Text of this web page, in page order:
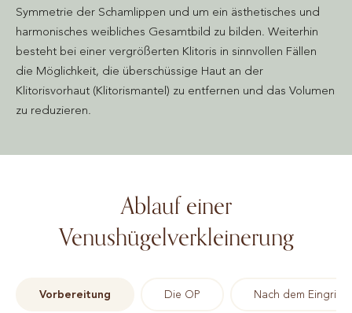
Symmetrie der Schamlippen und um ein ästhetisches und
harmonisches weibliches Gesamtbild zu bilden. Weiterhin
besteht bei einer vergrößerten Klitoris in sinnvollen Fällen
die Möglichkeit, die überschüssige Haut an der
Klitorisvorhaut (Klitorismantel) zu entfernen und das Volumen
zu reduzieren.
Ablauf einer
Venushügelverkleinerung
Vorbereitung Die OP Nach dem Eingriff